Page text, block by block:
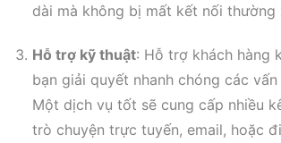
dài mà không bị mất kết nối thường
Hỗ trợ kỹ thuật: Hỗ trợ khách hàng
bạn giải quyết nhanh chóng các
Một dịch vụ tốt sẽ cung cấp nhiều
trò chuyện trực tuyến, email, hoặc